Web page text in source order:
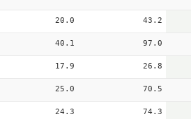
20.0 43.2
40.1 97.0
17.9 26.8
25.0 70.5
24.3 74.3